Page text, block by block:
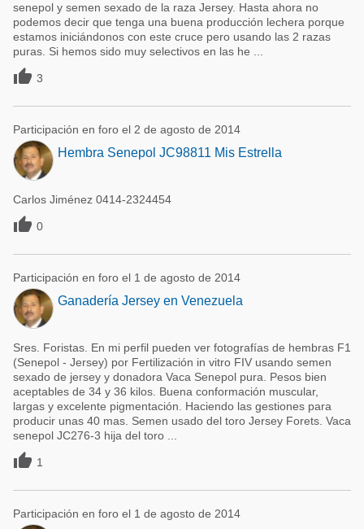
senepol y semen sexado de la raza Jersey. Hasta ahora no
podemos decir que tenga una buena producción lechera porque
estamos iniciándonos con este cruce pero usando las 2 razas
puras. Si hemos sido muy selectivos en las he ...
 3
Participación en foro el 2 de agosto de 2014
Hembra Senepol JC98811 Mis Estrella
Carlos Jiménez 0414-2324454
 0
Participación en foro el 1 de agosto de 2014
Ganadería Jersey en Venezuela
Sres. Foristas. En mi perfil pueden ver fotografías de hembras F1
(Senepol - Jersey) por Fertilización in vitro FIV usando semen
sexado de jersey y donadora Vaca Senepol pura. Pesos bien
aceptables de 34 y 36 kilos. Buena conformación muscular,
largas y excelente pigmentación. Haciendo las gestiones para
producir unas 40 mas. Semen usado del toro Jersey Forets. Vaca
senepol JC276-3 hija del toro ...
 1
Participación en foro el 1 de agosto de 2014